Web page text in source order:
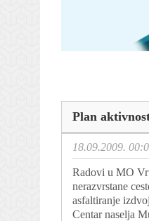
Plan
18.09.2009.
Radovi u MO
nerazvrstane
asfaltiranje
Centar naselja